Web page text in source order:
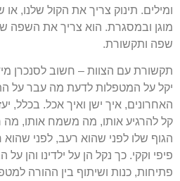
ומילים. תינוק צריך את הקול שלנו,
מוגן ובמסגרת. הוא צריך את השפה
שפה ותקשורת.
תקשורת עם הצוות – חשוב לסנכרן
יקל על המטפלות לדעת מה עבר על
האחרונים, איך ישן ואיך אכל. בכלל,
קל להרגיע אותו, מה משמח אותו, מה
הגוף שלו לפני שהוא רעב, לפני שהוא
פיפי וקקי. כך נקל הן על ילדינו והן
פתיחות, כנות ושיתוף בין ההורה